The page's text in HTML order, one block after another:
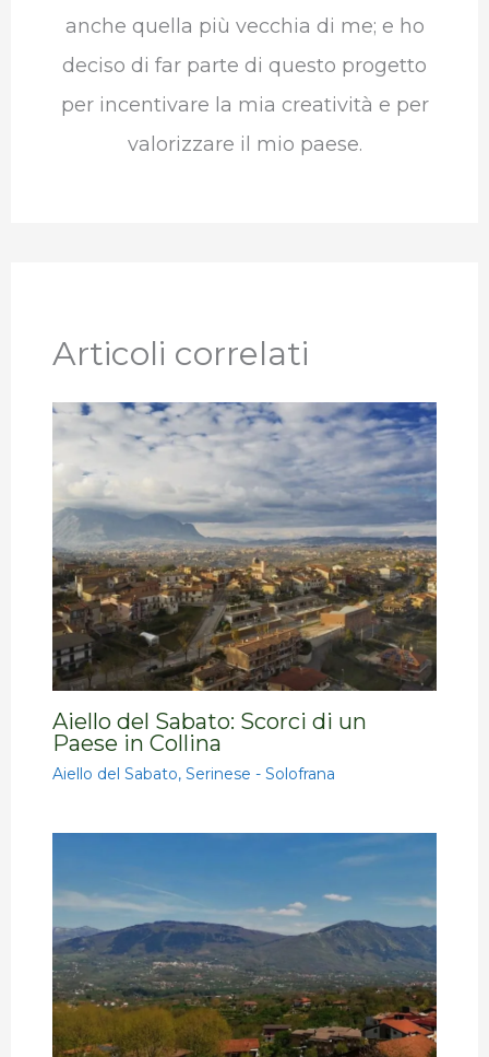
anche quella più vecchia di me; e ho
deciso di far parte di questo progetto
per incentivare la mia creatività e per
valorizzare il mio paese.
Articoli correlati
Aiello del Sabato: Scorci di un
Paese in Collina
Aiello del Sabato,Serinese - Solofrana